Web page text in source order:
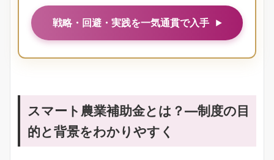
戦略・回避・実践を一気通貫で入手
スマート農業補助金とは？―制度の目
的と背景をわかりやすく